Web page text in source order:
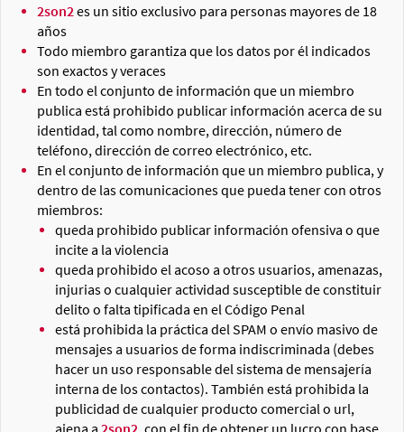
2son2 es un sitio exclusivo para personas mayores de 18
años
Todo miembro garantiza que los datos por él indicados
son exactos y veraces
En todo el conjunto de información que un miembro
publica está prohibido publicar información acerca de su
identidad, tal como nombre, dirección, número de
teléfono, dirección de correo electrónico, etc.
En el conjunto de información que un miembro publica, y
dentro de las comunicaciones que pueda tener con otros
miembros:
queda prohibido publicar información ofensiva o que
incite a la violencia
queda prohibido el acoso a otros usuarios, amenazas,
injurias o cualquier actividad susceptible de constituir
delito o falta tipificada en el Código Penal
está prohibida la práctica del SPAM o envío masivo de
mensajes a usuarios de forma indiscriminada (debes
hacer un uso responsable del sistema de mensajería
interna de los contactos). También está prohibida la
publicidad de cualquier producto comercial o url,
ajena a 2son2, con el fin de obtener un lucro con base